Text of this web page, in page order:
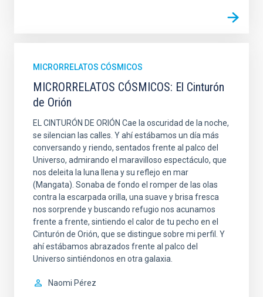
MICRORRELATOS CÓSMICOS
MICRORRELATOS CÓSMICOS: El Cinturón
de Orión
EL CINTURÓN DE ORIÓN Cae la oscuridad de la noche,
se silencian las calles. Y ahí estábamos un día más
conversando y riendo, sentados frente al palco del
Universo, admirando el maravilloso espectáculo, que
nos deleita la luna llena y su reflejo en mar
(Mangata). Sonaba de fondo el romper de las olas
contra la escarpada orilla, una suave y brisa fresca
nos sorprende y buscando refugio nos acunamos
frente a frente, sintiendo el calor de tu pecho en el
Cinturón de Orión, que se distingue sobre mi perfil. Y
ahí estábamos abrazados frente al palco del
Universo sintiéndonos en otra galaxia.
Naomi Pérez